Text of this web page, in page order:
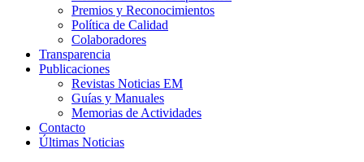
Premios y Reconocimientos
Política de Calidad
Colaboradores
Transparencia
Publicaciones
Revistas Noticias EM
Guías y Manuales
Memorias de Actividades
Contacto
Últimas Noticias